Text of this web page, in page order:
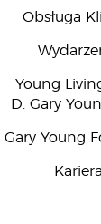
Obsługa
Young
D. Gary
Gary Young
Kariera